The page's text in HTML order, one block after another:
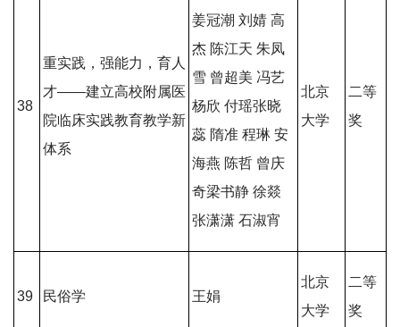
38
重实践，强能力，育人
才——建立高校附属医
院临床实践教育教学新
体系
姜冠潮 刘婧 高
杰 陈江天 朱凤
雪 曾超美 冯艺
杨欣 付瑶张晓
蕊 隋准 程琳 安
海燕 陈哲 曾庆
奇梁书静 徐燚
张潇潇 石淑宵
北京
大学
二等
奖
39 民俗学 王娟
北京
大学
二等
奖